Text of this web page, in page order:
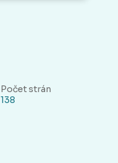
Počet strán
138